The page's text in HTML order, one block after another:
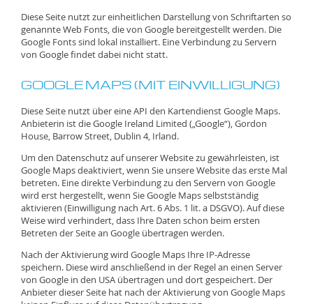
Diese Seite nutzt zur einheitlichen Darstellung von Schriftarten so
genannte Web Fonts, die von Google bereitgestellt werden. Die
Google Fonts sind lokal installiert. Eine Verbindung zu Servern
von Google findet dabei nicht statt.
GOOGLE MAPS (MIT EINWILLIGUNG)
Diese Seite nutzt über eine API den Kartendienst Google Maps.
Anbieterin ist die Google Ireland Limited („Google“), Gordon
House, Barrow Street, Dublin 4, Irland.
Um den Datenschutz auf unserer Website zu gewährleisten, ist
Google Maps deaktiviert, wenn Sie unsere Website das erste Mal
betreten. Eine direkte Verbindung zu den Servern von Google
wird erst hergestellt, wenn Sie Google Maps selbstständig
aktivieren (Einwilligung nach Art. 6 Abs. 1 lit. a DSGVO). Auf diese
Weise wird verhindert, dass Ihre Daten schon beim ersten
Betreten der Seite an Google übertragen werden.
Nach der Aktivierung wird Google Maps Ihre IP-Adresse
speichern. Diese wird anschließend in der Regel an einen Server
von Google in den USA übertragen und dort gespeichert. Der
Anbieter dieser Seite hat nach der Aktivierung von Google Maps